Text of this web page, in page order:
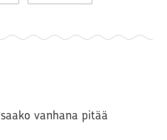
vanhana pitää